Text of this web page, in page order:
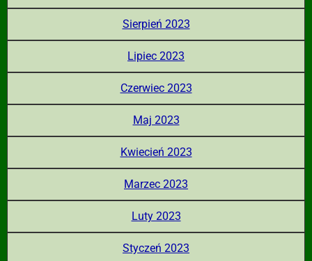
Sierpień 2023
Lipiec 2023
Czerwiec 2023
Maj 2023
Kwiecień 2023
Marzec 2023
Luty 2023
Styczeń 2023